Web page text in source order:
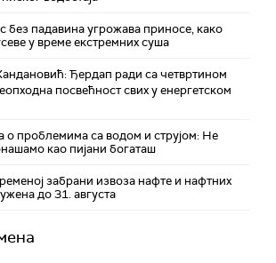
без падавина угрожава приносе, како
у време екстремних суша
Ђердап ради са четвртином
посвећност свих у енергетском
о проблемима са водом и струјом: Не
као пијани богаташ
забрани извоза нафте и нафтних
до 31. августа